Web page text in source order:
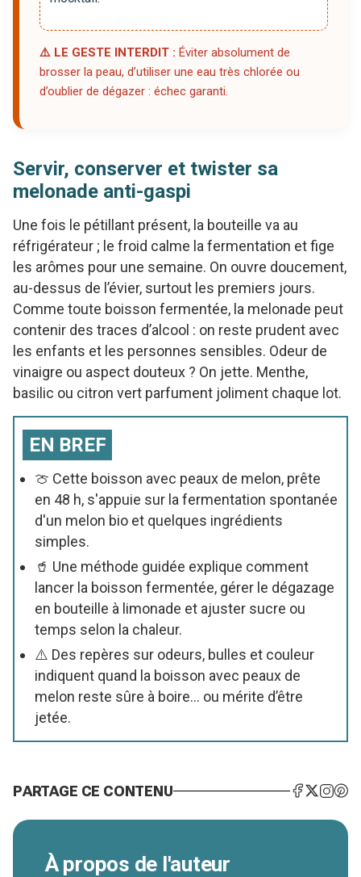
⚠️ LE GESTE INTERDIT : Éviter absolument de
brosser la peau, d’utiliser une eau très chlorée ou
d’oublier de dégazer : échec garanti.
Servir, conserver et twister sa
melonade anti-gaspi
Une fois le pétillant présent, la bouteille va au
réfrigérateur ; le froid calme la fermentation et fige
les arômes pour une semaine. On ouvre doucement,
au-dessus de l’évier, surtout les premiers jours.
Comme toute boisson fermentée, la melonade peut
contenir des traces d’alcool : on reste prudent avec
les enfants et les personnes sensibles. Odeur de
vinaigre ou aspect douteux ? On jette. Menthe,
basilic ou citron vert parfument joliment chaque lot.
EN BREF
🍈 Cette boisson avec peaux de melon, prête
en 48 h, s'appuie sur la fermentation spontanée
d'un melon bio et quelques ingrédients
simples.
🥤 Une méthode guidée explique comment
lancer la boisson fermentée, gérer le dégazage
en bouteille à limonade et ajuster sucre ou
temps selon la chaleur.
⚠️ Des repères sur odeurs, bulles et couleur
indiquent quand la boisson avec peaux de
melon reste sûre à boire… ou mérite d’être
jetée.
PARTAGE CE CONTENU
À propos de l'auteur